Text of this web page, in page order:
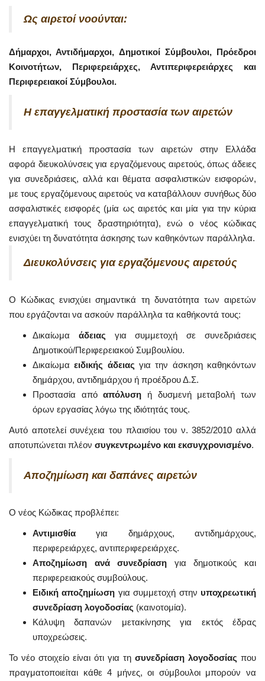
Ως αιρετοί νοούνται:
Δήμαρχοι, Αντιδήμαρχοι, Δημοτικοί Σύμβουλοι, Πρόεδροι
Κοινοτήτων, Περιφερειάρχες, Αντιπεριφερειάρχες και
Περιφερειακοί Σύμβουλοι.
Η επαγγελματική προστασία των αιρετών
Η επαγγελματική προστασία των αιρετών στην Ελλάδα
αφορά διευκολύνσεις για εργαζόμενους αιρετούς, όπως άδειες
για συνεδριάσεις, αλλά και θέματα ασφαλιστικών εισφορών,
με τους εργαζόμενους αιρετούς να καταβάλλουν συνήθως δύο
ασφαλιστικές εισφορές (μία ως αιρετός και μία για την κύρια
επαγγελματική τους δραστηριότητα), ενώ ο νέος κώδικας
ενισχύει τη δυνατότητα άσκησης των καθηκόντων παράλληλα.
Διευκολύνσεις για εργαζόμενους αιρετούς
Ο Κώδικας ενισχύει σημαντικά τη δυνατότητα των αιρετών
που εργάζονται να ασκούν παράλληλα τα καθήκοντά τους:
Δικαίωμα άδειας για συμμετοχή σε συνεδριάσεις
Δημοτικού/Περιφερειακού Συμβουλίου.
Δικαίωμαειδικής άδειας για την άσκηση καθηκόντων
δημάρχου, αντιδημάρχου ή προέδρου Δ.Σ.
Προστασία απόαπόλυση ή δυσμενή μεταβολή των
όρων εργασίας λόγω της ιδιότητάς τους.
Αυτό αποτελεί συνέχεια του πλαισίου του ν. 3852/2010 αλλά
αποτυπώνεται πλέον συγκεντρωμένο και εκσυγχρονισμένο.
Αποζημίωση και δαπάνες αιρετών
Ο νέος Κώδικας προβλέπει:
Αντιμισθία για δημάρχους, αντιδημάρχους,
περιφερειάρχες, αντιπεριφερειάρχες.
Αποζημίωση ανά συνεδρίαση για δημοτικούς και
περιφερειακούς συμβούλους.
Ειδική αποζημίωση για συμμετοχή στην υποχρεωτική
συνεδρίαση λογοδοσίας (καινοτομία).
Κάλυψη δαπανών μετακίνησης για εκτός έδρας
υποχρεώσεις.
Το νέο στοιχείο είναι ότι για τη συνεδρίαση λογοδοσίας που
πραγματοποιείται κάθε 4 μήνες, οι σύμβουλοι μπορούν να